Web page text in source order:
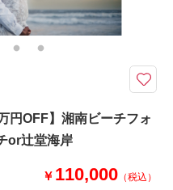
作権フリー音源提供・ヘアメイ
タルブーケ＆ブートニアレンタ
追加料金なしでドローン撮影◎ 衣
オールインパック
ど、ご相談ください
円OFF】湘南ビーチフォ
or辻堂海岸
￥ 110,000 （税込）